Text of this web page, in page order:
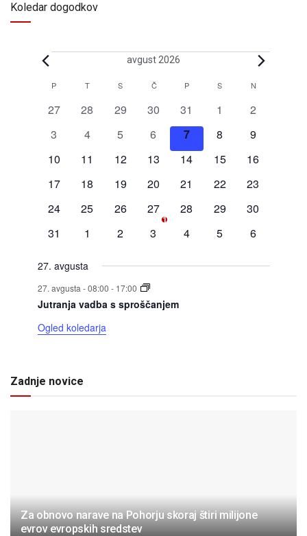
Koledar dogodkov
avgust 2026
Koledar
za
Dogodki
P T S Č P S N
0
27
0
28
0
29
0
dogodki
30
0
dogodki
31
0
1
0
2
0
3
0
4
0
5
0
dogodki
6
0
dogodki
7
0
8
0
9
0
10
0
11
0
12
0
13
0
14
0
15
0
16
0
17
0
18
0
19
0
20
0
21
0
22
0
23
0
24
0
25
0
26
1
dogodek
27
1
0
28
0
29
0
30
0
31
0
1
0
2
0
3
0
4
0
5
0
6
27. avgusta
27. avgusta - 08:00 - 17:00
Jutranja vadba s sproščanjem
Ogled koledarja
Zadnje novice
Za obnovo narave na Pohorju skoraj štiri milijone
evrov evropskih sredstev